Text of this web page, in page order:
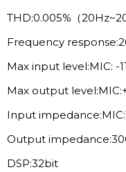
THD:0.005%（
Frequency
Max input level:MIC: -
Max output
Input
Output
DSP:32bit